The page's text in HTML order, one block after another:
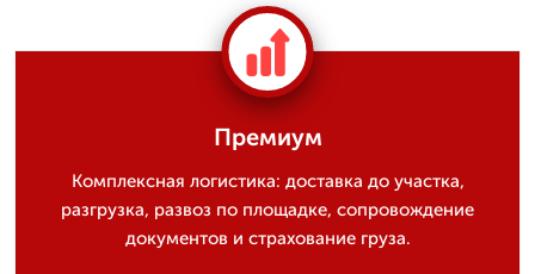
Премиум
Комплексная логистика: доставка до участка,
разгрузка, развоз по площадке, сопровождение
документов и страхование груза.